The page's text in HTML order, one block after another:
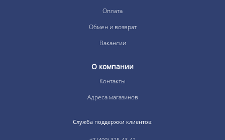
Оплата
Обмен и возврат
Вакансии
О компании
Контакты
Адреса магазинов
Служба поддержки клиентов: